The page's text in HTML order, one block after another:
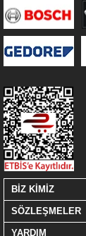
BİZ KİMİZ
SÖZLEŞMELER
YARDIM